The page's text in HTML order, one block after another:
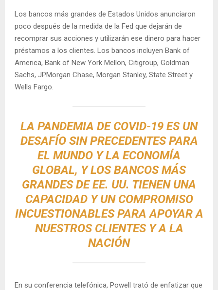
Los bancos más grandes de Estados Unidos anunciaron
poco después de la medida de la Fed que dejarán de
recomprar sus acciones y utilizarán ese dinero para hacer
préstamos a los clientes. Los bancos incluyen Bank of
America, Bank of New York Mellon, Citigroup, Goldman
Sachs, JPMorgan Chase, Morgan Stanley, State Street y
Wells Fargo.
LA PANDEMIA DE COVID-19 ES UN
DESAFÍO SIN PRECEDENTES PARA
EL MUNDO Y LA ECONOMÍA
GLOBAL, Y LOS BANCOS MÁS
GRANDES DE EE. UU. TIENEN UNA
CAPACIDAD Y UN COMPROMISO
INCUESTIONABLES PARA APOYAR A
NUESTROS CLIENTES Y A LA
NACIÓN
En su conferencia telefónica, Powell trató de enfatizar que